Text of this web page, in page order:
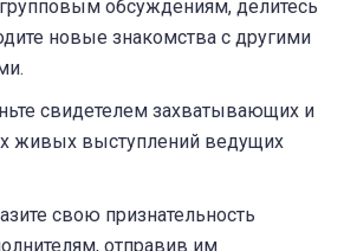
обсуждениям, делитесь
новые знакомства с другими
свидетелем захватывающих и
живых выступлений ведущих
свою признательность
отправив им